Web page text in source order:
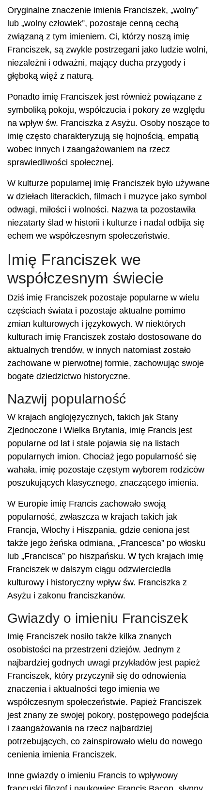
Oryginalne znaczenie imienia Franciszek, „wolny”
lub „wolny człowiek”, pozostaje cenną cechą
związaną z tym imieniem. Ci, którzy noszą imię
Franciszek, są zwykle postrzegani jako ludzie wolni,
niezależni i odważni, mający ducha przygody i
głęboką więź z naturą.
Ponadto imię Franciszek jest również powiązane z
symboliką pokoju, współczucia i pokory ze względu
na wpływ św. Franciszka z Asyżu. Osoby noszące to
imię często charakteryzują się hojnością, empatią
wobec innych i zaangażowaniem na rzecz
sprawiedliwości społecznej.
W kulturze popularnej imię Franciszek było używane
w dziełach literackich, filmach i muzyce jako symbol
odwagi, miłości i wolności. Nazwa ta pozostawiła
niezatarty ślad w historii i kulturze i nadal odbija się
echem we współczesnym społeczeństwie.
Imię Franciszek we
współczesnym świecie
Dziś imię Franciszek pozostaje popularne w wielu
częściach świata i pozostaje aktualne pomimo
zmian kulturowych i językowych. W niektórych
kulturach imię Franciszek zostało dostosowane do
aktualnych trendów, w innych natomiast zostało
zachowane w pierwotnej formie, zachowując swoje
bogate dziedzictwo historyczne.
Nazwij popularność
W krajach anglojęzycznych, takich jak Stany
Zjednoczone i Wielka Brytania, imię Francis jest
popularne od lat i stale pojawia się na listach
popularnych imion. Chociaż jego popularność się
wahała, imię pozostaje częstym wyborem rodziców
poszukujących klasycznego, znaczącego imienia.
W Europie imię Francis zachowało swoją
popularność, zwłaszcza w krajach takich jak
Francja, Włochy i Hiszpania, gdzie ceniona jest
także jego żeńska odmiana, „Francesca” po włosku
lub „Francisca” po hiszpańsku. W tych krajach imię
Franciszek w dalszym ciągu odzwierciedla
kulturowy i historyczny wpływ św. Franciszka z
Asyżu i zakonu franciszkanów.
Gwiazdy o imieniu Franciszek
Imię Franciszek nosiło także kilka znanych
osobistości na przestrzeni dziejów. Jednym z
najbardziej godnych uwagi przykładów jest papież
Franciszek, który przyczynił się do odnowienia
znaczenia i aktualności tego imienia we
współczesnym społeczeństwie. Papież Franciszek
jest znany ze swojej pokory, postępowego podejścia
i zaangażowania na rzecz najbardziej
potrzebujących, co zainspirowało wielu do nowego
cenienia imienia Franciszek.
Inne gwiazdy o imieniu Francis to wpływowy